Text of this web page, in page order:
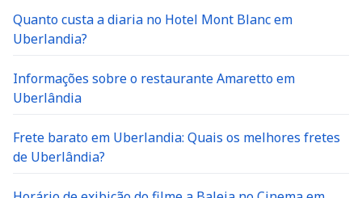
Quanto custa a diaria no Hotel Mont Blanc em
Uberlandia?
Informações sobre o restaurante Amaretto em
Uberlândia
Frete barato em Uberlandia: Quais os melhores fretes
de Uberlândia?
Horário de exibição do filme a Baleia no Cinema em